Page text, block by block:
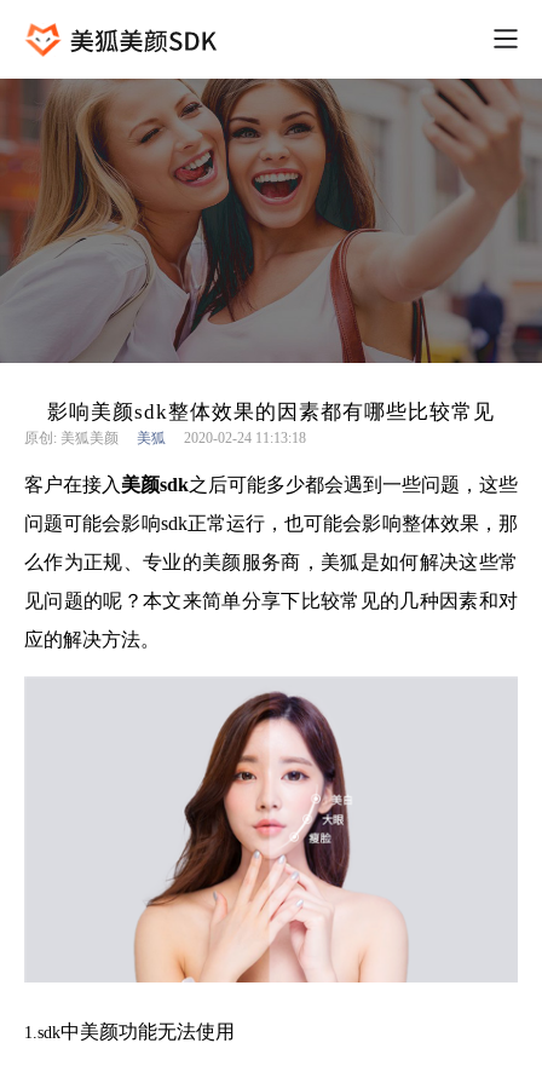
影响美颜sdk整体效果的因素都有哪些比较常见
原创: 美狐美颜 美狐 2020-02-24 11:13:18
客户在接入 美颜sdk之后可能多少都会遇到一些问题，这些
问题可能会影响sdk正常运行，也可能会影响整体效果，那
么作为正规、专业的美颜服务商，美狐是如何解决这些常
见问题的呢？本文来简单分享下比较常见的几种因素和对
应的解决方法。
1.sdk中美颜功能无法使用